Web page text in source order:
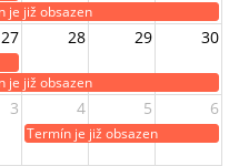
je již obsazen
27 28 29 30
je již obsazen
3 4 5 6
Termín je již obsazen